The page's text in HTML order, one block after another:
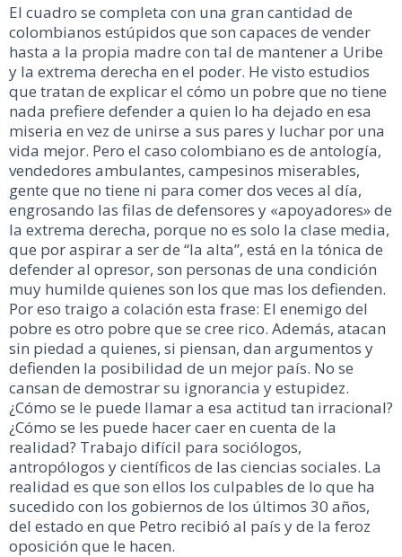
El cuadro se completa con una gran cantidad de
colombianos estúpidos que son capaces de vender
hasta a la propia madre con tal de mantener a Uribe
y la extrema derecha en el poder. He visto estudios
que tratan de explicar el cómo un pobre que no tiene
nada prefiere defender a quien lo ha dejado en esa
miseria en vez de unirse a sus pares y luchar por una
vida mejor. Pero el caso colombiano es de antología,
vendedores ambulantes, campesinos miserables,
gente que no tiene ni para comer dos veces al día,
engrosando las filas de defensores y «apoyadores» de
la extrema derecha, porque no es solo la clase media,
que por aspirar a ser de “la alta”, está en la tónica de
defender al opresor, son personas de una condición
muy humilde quienes son los que mas los defienden.
Por eso traigo a colación esta frase: El enemigo del
pobre es otro pobre que se cree rico. Además, atacan
sin piedad a quienes, si piensan, dan argumentos y
defienden la posibilidad de un mejor país. No se
cansan de demostrar su ignorancia y estupidez.
¿Cómo se le puede llamar a esa actitud tan irracional?
¿Cómo se les puede hacer caer en cuenta de la
realidad? Trabajo difícil para sociólogos,
antropólogos y científicos de las ciencias sociales. La
realidad es que son ellos los culpables de lo que ha
sucedido con los gobiernos de los últimos 30 años,
del estado en que Petro recibió al país y de la feroz
oposición que le hacen.